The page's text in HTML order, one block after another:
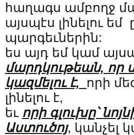
հաղագս ամբողջ
այսպէս լինելու
պարգեւներին:
ես այդ եմ կամ
մարդկութեան, որ
կազմելու է, որի
լինելու է,
եւ որի գլուխը՝
Աստուծոյ, կանչել